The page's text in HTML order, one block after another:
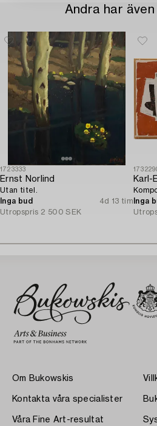
Andra har
1723333
Ernst Norlind
Utan titel.
Inga bud
4d 13 tim
Utropspris 2 500 SEK
Karl-
Inga
Om Bukowskis
Kontakta våra specialister
Våra Fine Art-resultat